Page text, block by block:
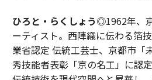
ひろと・らくしょう◎1962年、
ーティスト。西陣織に伝わる箔
業省認定 伝統工芸士、京都市「
秀技能者表彰「京の名工」に認